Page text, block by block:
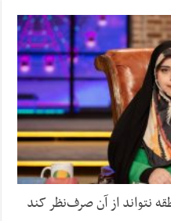
نتواند از آن صرف‌نظر کند